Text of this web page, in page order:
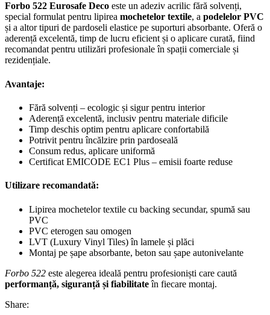
Forbo 522 Eurosafe Deco este un adeziv acrilic fără solvenți,
special formulat pentru lipirea mochetelor textile, a podelelor PVC
și a altor tipuri de pardoseli elastice pe suporturi absorbante. Oferă o
aderență excelentă, timp de lucru eficient și o aplicare curată, fiind
recomandat pentru utilizări profesionale în spații comerciale și
rezidențiale.
Avantaje:
Fără solvenți – ecologic și sigur pentru interior
Aderență excelentă, inclusiv pentru materiale dificile
Timp deschis optim pentru aplicare confortabilă
Potrivit pentru încălzire prin pardoseală
Consum redus, aplicare uniformă
Certificat EMICODE EC1 Plus – emisii foarte reduse
Utilizare recomandată:
Lipirea mochetelor textile cu backing secundar, spumă sau
PVC
PVC eterogen sau omogen
LVT (Luxury Vinyl Tiles) în lamele și plăci
Montaj pe șape absorbante, beton sau șape autonivelante
Forbo 522 este alegerea ideală pentru profesioniști care caută
performanță, siguranță și fiabilitateîn fiecare montaj.
Share: